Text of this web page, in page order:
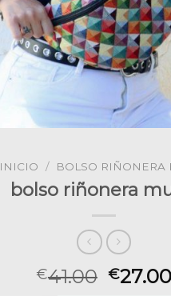
INICIO / BOLSO RIÑONERA
bolso riñonera
€41.00 €27.00